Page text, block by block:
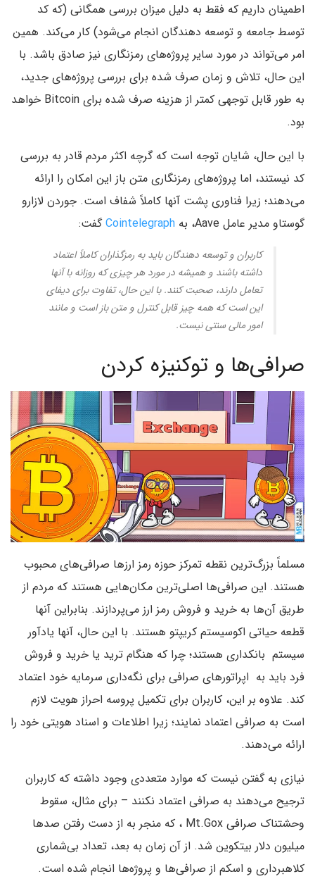
اطمینان داریم که فقط به دلیل میزان بررسی همگانی (که کد
توسط جامعه و توسعه دهندگان انجام می‌شود) کار می‌کند. همین
امر می‌تواند در مورد سایر پروژه‌های رمزنگاری نیز صادق باشد. با
این حال، تلاش و زمان صرف شده برای بررسی پروژه‌های جدید،
به طور قابل توجهی کمتر از هزینه صرف شده برای Bitcoin خواهد
بود.
با این حال، شایان توجه است که گرچه اکثر مردم قادر به بررسی
کد نیستند، اما پروژه‌های رمزنگاری متن باز این امکان را ارائه
می‌دهند؛ زیرا فناوری پشت آنها کاملاً شفاف است. جوردن لازارو
گوستاو مدیر عامل Aave، به
Cointelegraphگفت:
کاربران و توسعه دهندگان باید به رمزگذاران کاملاً اعتماد
داشته باشند و همیشه در مورد هر چیزی که روزانه با آنها
تعامل دارند، صحبت کنند. با این حال، تفاوت برای دیفای
این است که همه چیز قابل کنترل و متن باز است و مانند
امور مالی سنتی نیست.
صرافی‌ها و توکنیزه کردن
مسلماً بزرگ‌ترین نقطه تمرکز حوزه رمز ارزها صرافی‌های محبوب
هستند. این صرافی‌ها اصلی‌ترین مکان‌هایی هستند که مردم از
طریق آن‌ها به خرید و فروش رمز ارز می‌پردازند. بنابراین آنها
قطعه حیاتی اکوسیستم کریپتو هستند. با این حال، آنها یادآور
سیستم بانکداری هستند؛ چرا که هنگام ترید یا خرید و فروش
فرد باید به اپراتورهای صرافی برای نگه‌داری سرمایه خود اعتماد
کند. علاوه بر این، کاربران برای تکمیل پروسه احراز هویت لازم
است به صرافی اعتماد نمایند؛ زیرا اطلاعات و اسناد هویتی خود را
ارائه می‌دهند.
نیازی به گفتن نیست که موارد متعددی وجود داشته که کاربران
ترجیح می‌دهند به صرافی اعتماد نکنند – برای مثال، سقوط
وحشتناک صرافی Mt.Gox ، که منجر به از دست رفتن صدها
میلیون دلار بیتکوین شد. از آن زمان به بعد، تعداد بی‌شماری
کلاهبرداری و اسکم از صرافی‌ها و پروژه‌ها انجام شده است.